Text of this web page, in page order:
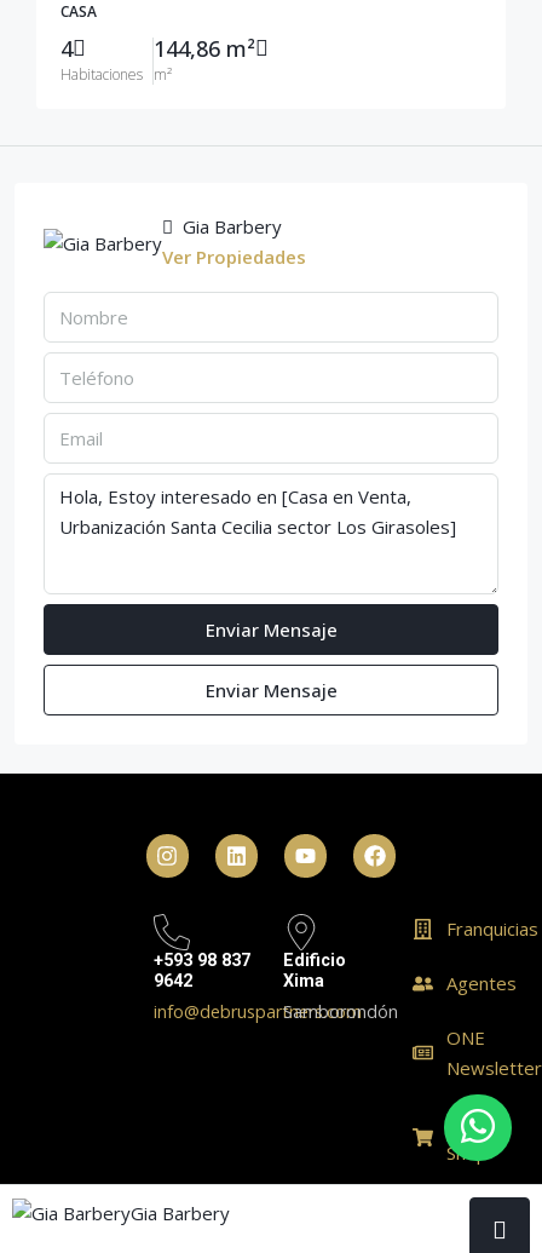
CASA
4
Habitaciones
144,86 m²
m²
Gia Barbery
Ver Propiedades
Enviar Mensaje
Enviar Mensaje
Gia Barbery
+593 98 837
9642
info@debruspartners.com
Edificio
Xima
Samborondón
Franquicias
Agentes
ONE
Newsletter
ONE
Shop
© Realty One Group Ecuador - All rights reserved